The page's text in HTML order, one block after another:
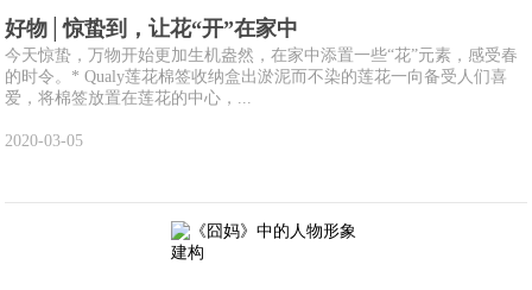
好物│惊蛰到，让花“开”在家中
今天惊蛰，万物开始更加生机盎然，在家中添置一些“花”元素，感受春
的时令。* Qualy莲花棉签收纳盒出淤泥而不染的莲花一向备受人们喜
爱，将棉签放置在莲花的中心，...
2020-03-05